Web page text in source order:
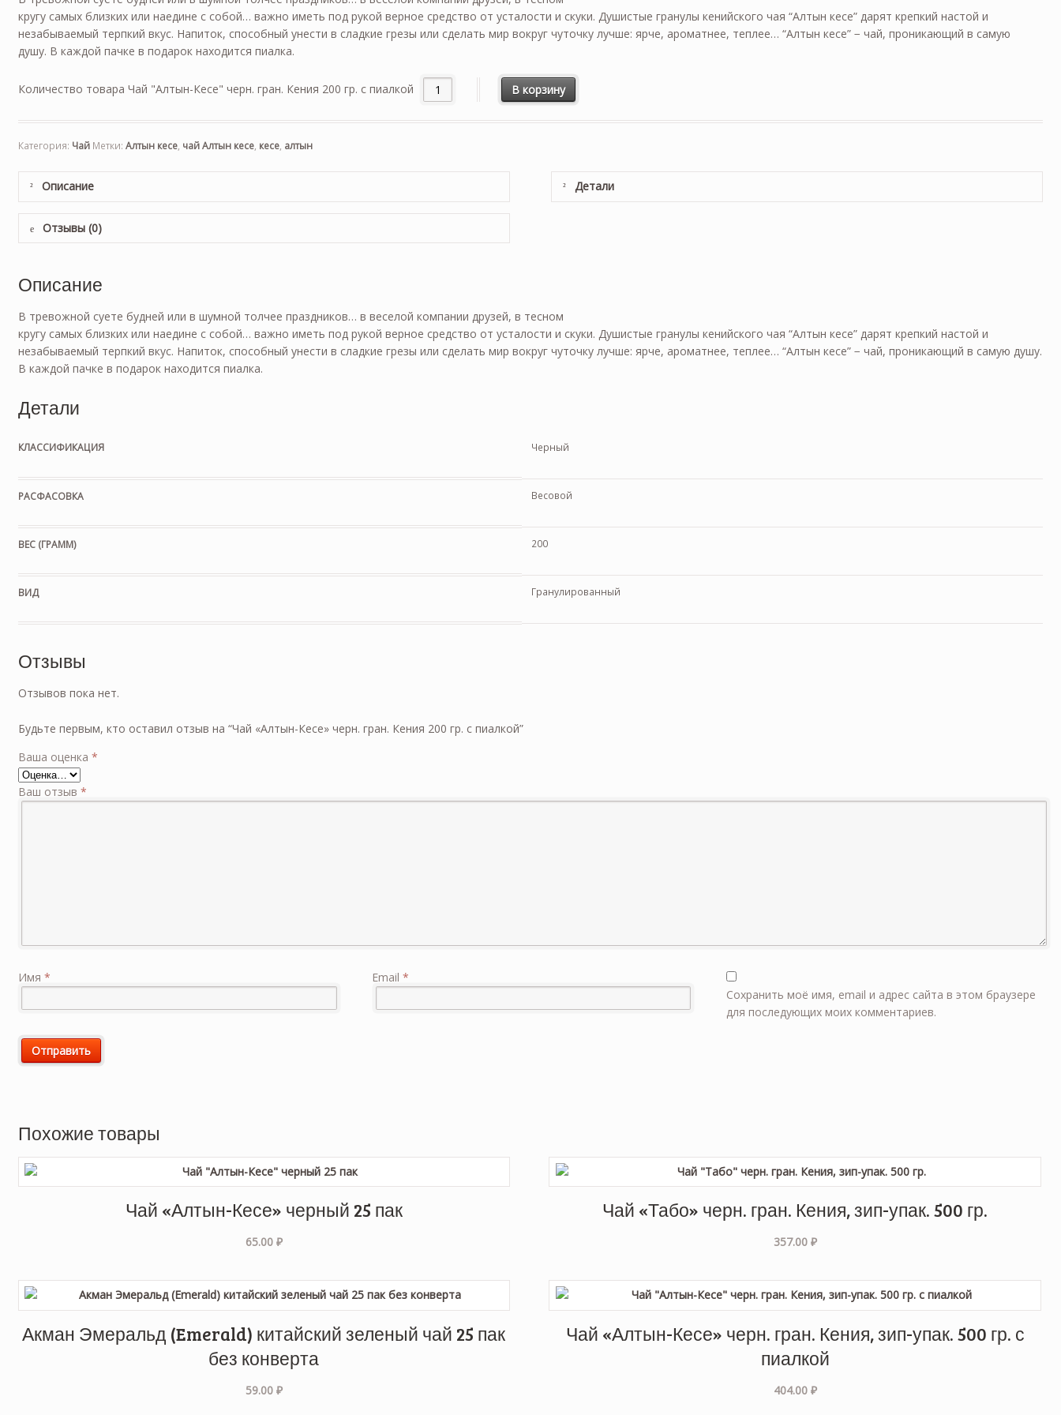
кругу самых близких или наедине с собой… важно иметь под рукой верное средство от усталости и скуки. Душистые гранулы кенийского чая “Алтын кесе” дарят крепкий настой и
незабываемый терпкий вкус. Напиток, способный унести в сладкие грезы или сделать мир вокруг чуточку лучше: ярче, ароматнее, теплее… “Алтын кесе” − чай, проникающий в самую
душу. В каждой пачке в подарок находится пиалка.
Количество товара Чай "Алтын-Кесе" черн. гран. Кения 200 гр. с пиалкой В корзину
Категория: Чай Метки: Алтын кесе, чай Алтын кесе, кесе, алтын
Описание Детали
Отзывы (0)
Описание
В тревожной суете будней или в шумной толчее праздников… в веселой компании друзей, в тесном
кругу самых близких или наедине с собой… важно иметь под рукой верное средство от усталости и скуки. Душистые гранулы кенийского чая “Алтын кесе” дарят крепкий настой и
незабываемый терпкий вкус. Напиток, способный унести в сладкие грезы или сделать мир вокруг чуточку лучше: ярче, ароматнее, теплее… “Алтын кесе” − чай, проникающий в самую душу.
В каждой пачке в подарок находится пиалка.
Детали
КЛАССИФИКАЦИЯ Черный
РАСФАСОВКА Весовой
ВЕС (ГРАММ) 200
ВИД Гранулированный
Отзывы
Отзывов пока нет.
Будьте первым, кто оставил отзыв на “Чай «Алтын-Кесе» черн. гран. Кения 200 гр. с пиалкой”
Ваша оценка *
Ваш отзыв *
Имя * Email*
Сохранить моё имя, email и адрес сайта в этом браузере
для последующих моих комментариев.
Похожие товары
Чай «Алтын-Кесе» черный 25 пак
65.00 ₽
Чай «Табо» черн. гран. Кения, зип-упак. 500 гр.
357.00 ₽
Акман Эмеральд (Emerald) китайский зеленый чай 25 пак
без конверта
59.00 ₽
Чай «Алтын-Кесе» черн. гран. Кения, зип-упак. 500 гр. с
пиалкой
404.00 ₽